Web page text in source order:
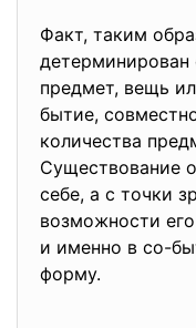
Факт, таким
детерминирован
предмет, вещь
бытие,
количества
Существование
себе, а с точки
возможности
и именно в со-
форму.